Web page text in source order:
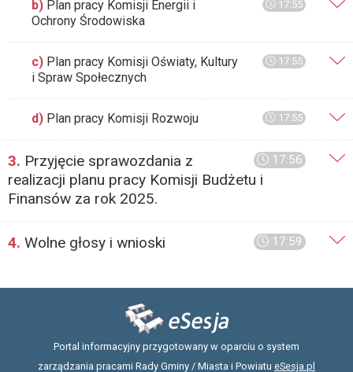
17:55
b) Plan pracy Komisji Energii i
Ochrony Środowiska
17:55
c) Plan pracy Komisji Oświaty, Kultury
i Spraw Społecznych
17:55
d) Plan pracy Komisji Rozwoju
17:56
3. Przyjęcie sprawozdania z
realizacji planu pracy Komisji Budżetu i
Finansów za rok 2025.
17:59
4. Wolne głosy i wnioski
Portal informacyjny przygotowany w oparciu o system
zarządzania pracami Rady Gminy / Miasta i Powiatu eSesja.pl